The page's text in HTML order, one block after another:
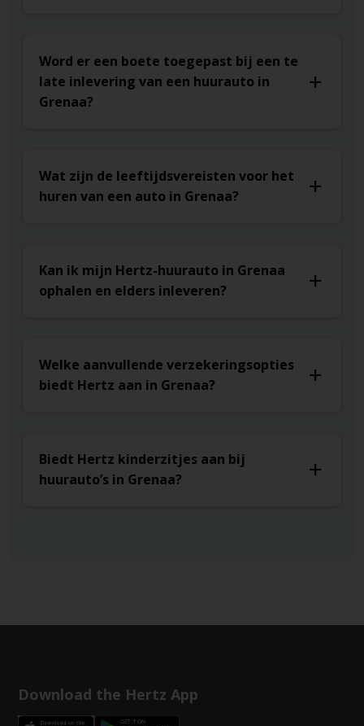
Word er een boete toegepast bij een te
late inlevering van een huurauto in
Grenaa?
Wat zijn de leeftijdsvereisten voor het
huren van een auto in Grenaa?
Kan ik mijn Hertz-huurauto in Grenaa
ophalen en elders inleveren?
Welke aanvullende verzekeringsopties
biedt Hertz aan in Grenaa?
Biedt Hertz kinderzitjes aan bij
huurauto’s in Grenaa?
Download the Hertz App